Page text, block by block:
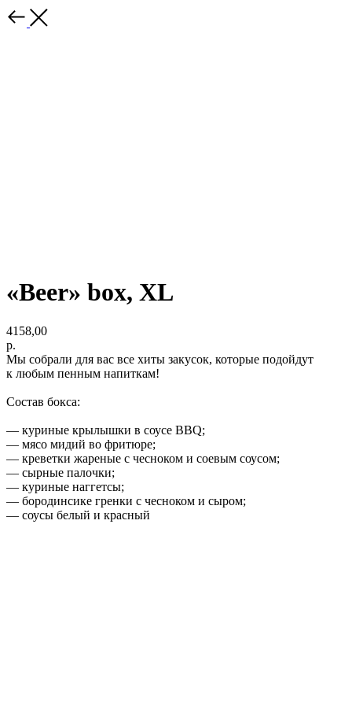
«Beer» box, ХL
4158,00
р.
Мы собрали для вас все хиты закусок, которые подойдут
к любым пенным напиткам!
Состав бокса:
— куриные крылышки в соусе BBQ;
— мясо мидий во фритюре;
— креветки жареные с чесноком и соевым соусом;
— сырные палочки;
— куриные наггетсы;
— бородинсике гренки с чесноком и сыром;
— соусы белый и красный